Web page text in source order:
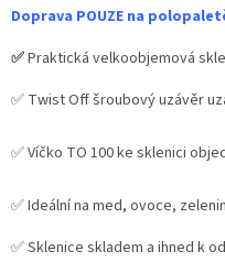
Doprava POUZE na
✅Praktická velkoobjemová
✅ Twist Off šroubový uzávěr
✅ Víčko TO 100 ke sklenici
✅ Ideální na med, ovoce,
✅ Sklenice skladem a ihned k